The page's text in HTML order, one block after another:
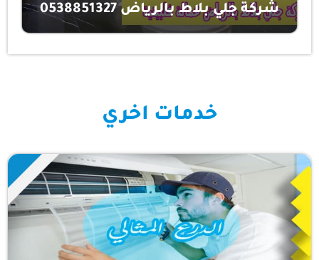
شركة جلي بلاط بالرياض 0538851327
خدمات اخري